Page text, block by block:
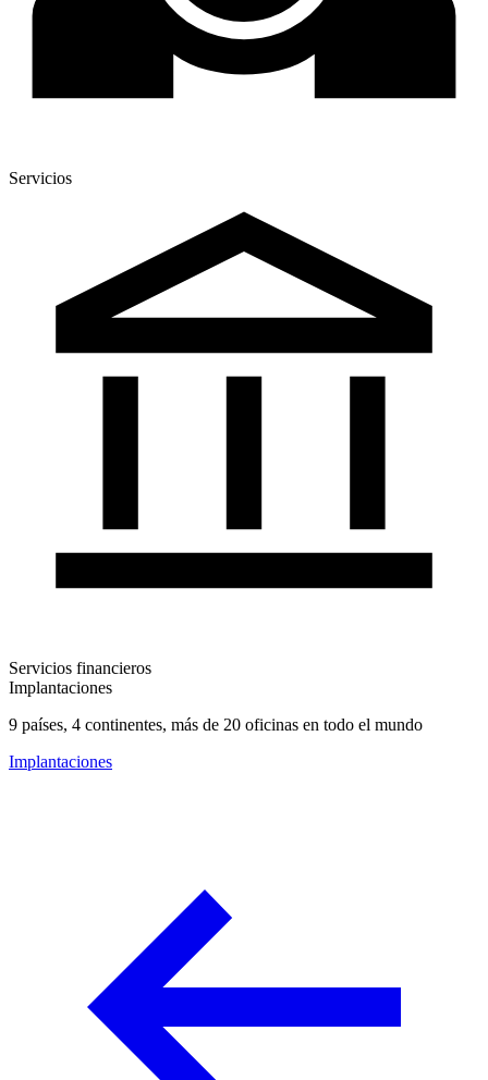
Servicios
Servicios financieros
Implantaciones
9 países, 4 continentes, más de 20 oficinas en todo el mundo
Implantaciones